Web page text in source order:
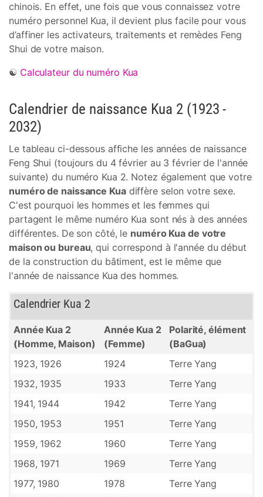
chinois. En effet, une fois que vous connaissez votre
numéro personnel Kua, il devient plus facile pour vous
d’affiner les activateurs, traitements et remèdes Feng
Shui de votre maison.
☯ Calculateur du numéro Kua
Calendrier de naissance Kua 2 (1923 -
2032)
Le tableau ci-dessous affiche les années de naissance
Feng Shui (toujours du 4 février au 3 février de l'année
suivante) du numéro Kua 2. Notez également que votre
numéro de naissance Kuadiffère selon votre sexe.
C'est pourquoi les hommes et les femmes qui
partagent le même numéro Kua sont nés à des années
différentes. De son côté, le numéro Kua de votre
maison ou bureau, qui correspond à l'année du début
de la construction du bâtiment, est le même que
l'année de naissance Kua des hommes.
Calendrier Kua 2
Année Kua 2
(Homme, Maison)
Année Kua 2
(Femme)
Polarité, élément
(BaGua)
1923, 1926
1924
Terre Yang
1932, 1935
1933
Terre Yang
1941, 1944
1942
Terre Yang
1950, 1953
1951
Terre Yang
1959, 1962
1960
Terre Yang
1968, 1971
1969
Terre Yang
1977, 1980
1978
Terre Yang